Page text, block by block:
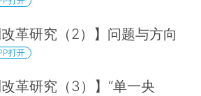
改革研究（2）】问题与方向
打开
改革研究（3）】“单一央